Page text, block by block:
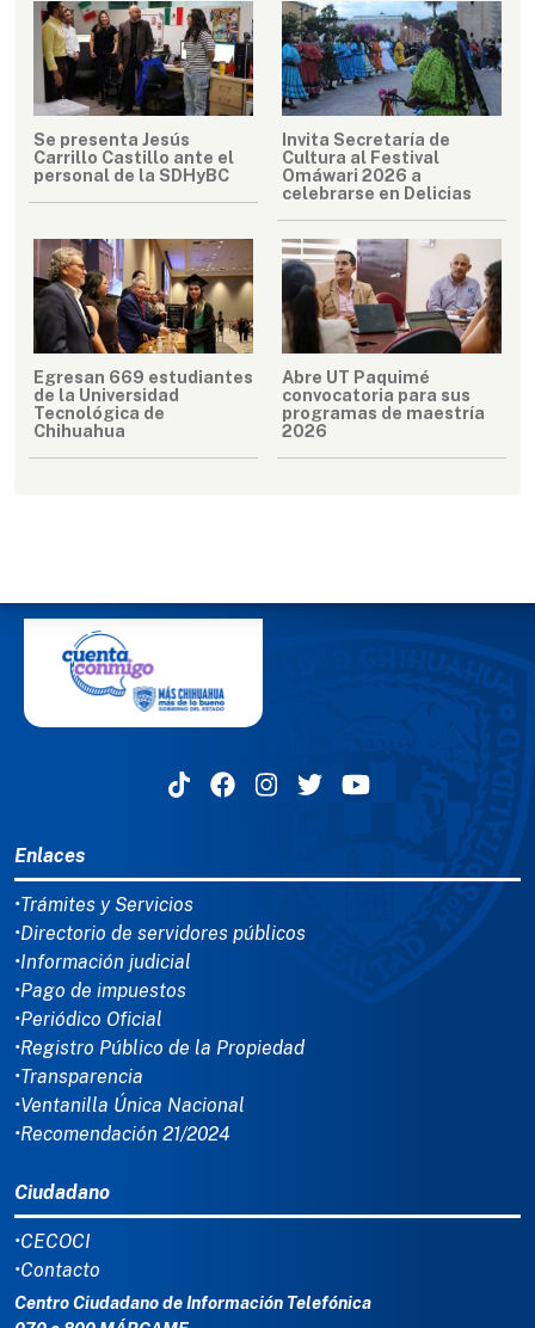
Se presenta Jesús
Carrillo Castillo ante el
personal de la SDHyBC
Invita Secretaría de
Cultura al Festival
Omáwari 2026 a
celebrarse en Delicias
Egresan 669 estudiantes
de la Universidad
Tecnológica de
Chihuahua
Abre UT Paquimé
convocatoria para sus
programas de maestría
2026
Enlaces
•Trámites y Servicios
•Directorio de servidores públicos
•Información judicial
•Pago de impuestos
•Periódico Oficial
•Registro Público de la Propiedad
•Transparencia
•Ventanilla Única Nacional
•Recomendación 21/2024
Ciudadano
•CECOCI
•Contacto
Centro Ciudadano de Información Telefónica